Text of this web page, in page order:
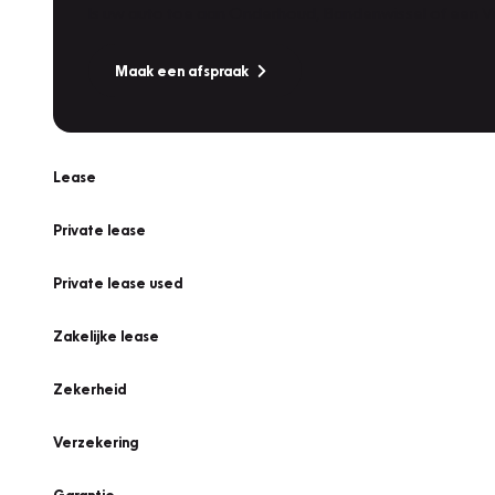
Maak een afspraak
Lease
Private lease
Private lease used
Zakelijke lease
Zekerheid
Verzekering